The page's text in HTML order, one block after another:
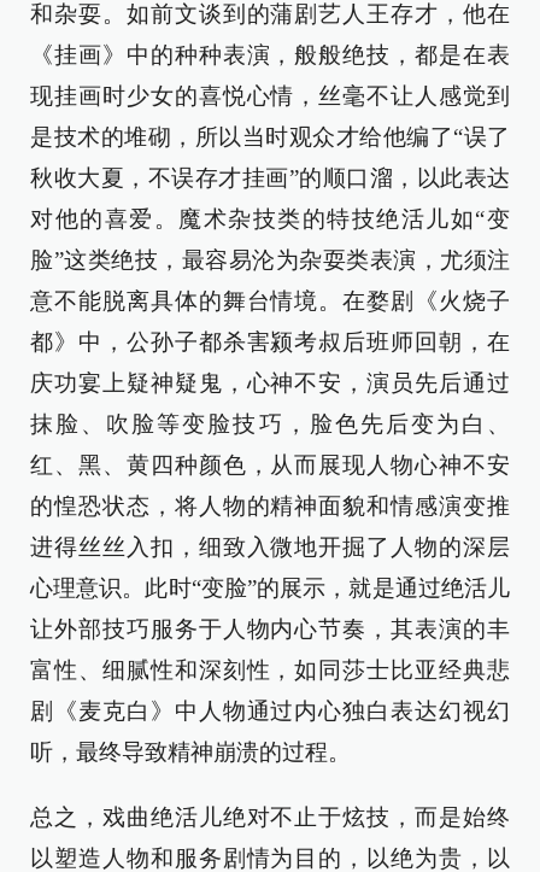
和杂耍。如前文谈到的蒲剧艺人王存才，他在
《挂画》中的种种表演，般般绝技，都是在表
现挂画时少女的喜悦心情，丝毫不让人感觉到
是技术的堆砌，所以当时观众才给他编了“误了
秋收大夏，不误存才挂画”的顺口溜，以此表达
对他的喜爱。魔术杂技类的特技绝活儿如“变
脸”这类绝技，最容易沦为杂耍类表演，尤须注
意不能脱离具体的舞台情境。在婺剧《火烧子
都》中，公孙子都杀害颍考叔后班师回朝，在
庆功宴上疑神疑鬼，心神不安，演员先后通过
抹脸、吹脸等变脸技巧，脸色先后变为白、
红、黑、黄四种颜色，从而展现人物心神不安
的惶恐状态，将人物的精神面貌和情感演变推
进得丝丝入扣，细致入微地开掘了人物的深层
心理意识。此时“变脸”的展示，就是通过绝活儿
让外部技巧服务于人物内心节奏，其表演的丰
富性、细腻性和深刻性，如同莎士比亚经典悲
剧《麦克白》中人物通过内心独白表达幻视幻
听，最终导致精神崩溃的过程。
总之，戏曲绝活儿绝对不止于炫技，而是始终
以塑造人物和服务剧情为目的，以绝为贵，以